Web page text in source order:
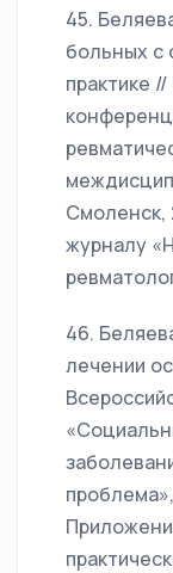
45.
больных с
практике
Смоленск,
журналу
46.
лечении